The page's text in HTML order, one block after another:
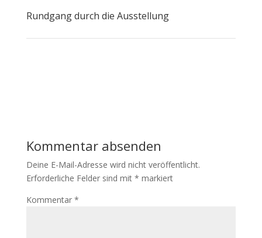
Rundgang durch die Ausstellung
Kommentar absenden
Deine E-Mail-Adresse wird nicht veröffentlicht.
Erforderliche Felder sind mit * markiert
Kommentar *